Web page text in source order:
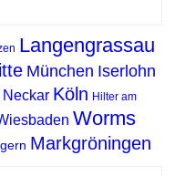
Langengrassau
München Iserlohn
Neckar Köln Hilter am
Worms
Markgröningen